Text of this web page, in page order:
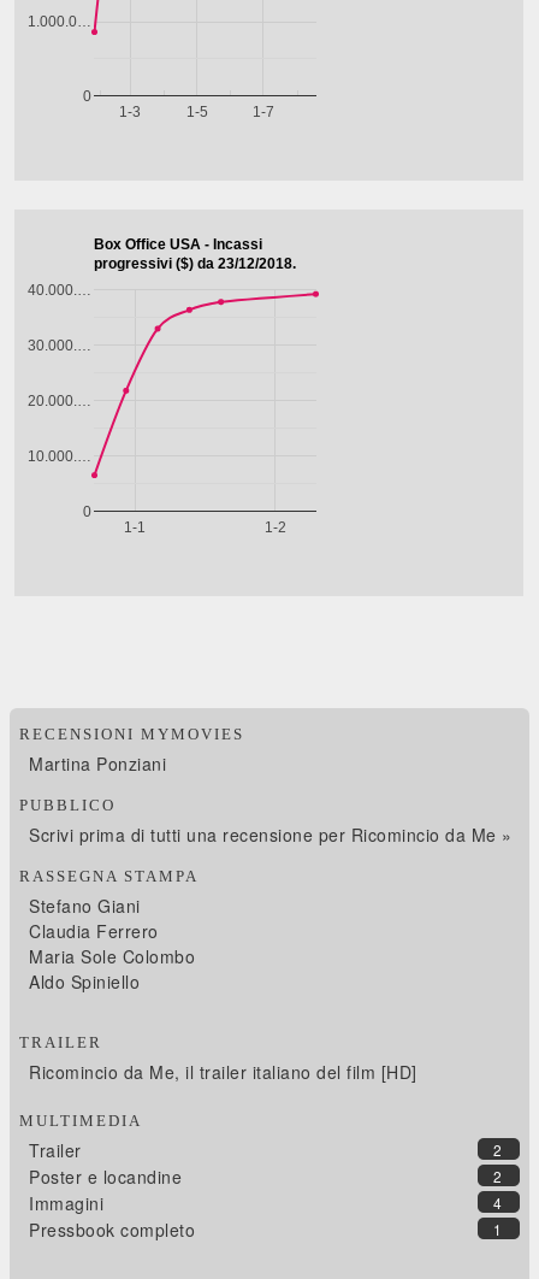
RECENSIONI MYMOVIES
Martina Ponziani
PUBBLICO
Scrivi prima di tutti una recensione per Ricomincio da Me »
RASSEGNA STAMPA
Stefano Giani
Claudia Ferrero
Maria Sole Colombo
Aldo Spiniello
TRAILER
Ricomincio da Me, il trailer italiano del film [HD]
MULTIMEDIA
2
Trailer
2
Poster e locandine
4
Immagini
1
Pressbook completo